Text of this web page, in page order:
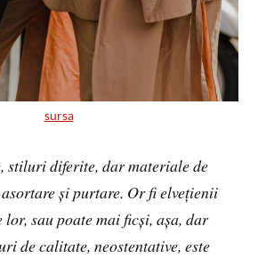
sursa
stiluri diferite, dar materiale de
și purtare. Or fi elvețienii
sau poate mai ficși, așa, dar
de calitate, neostentative, este